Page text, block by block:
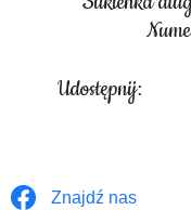
Udostępnij:
Znajdź nas